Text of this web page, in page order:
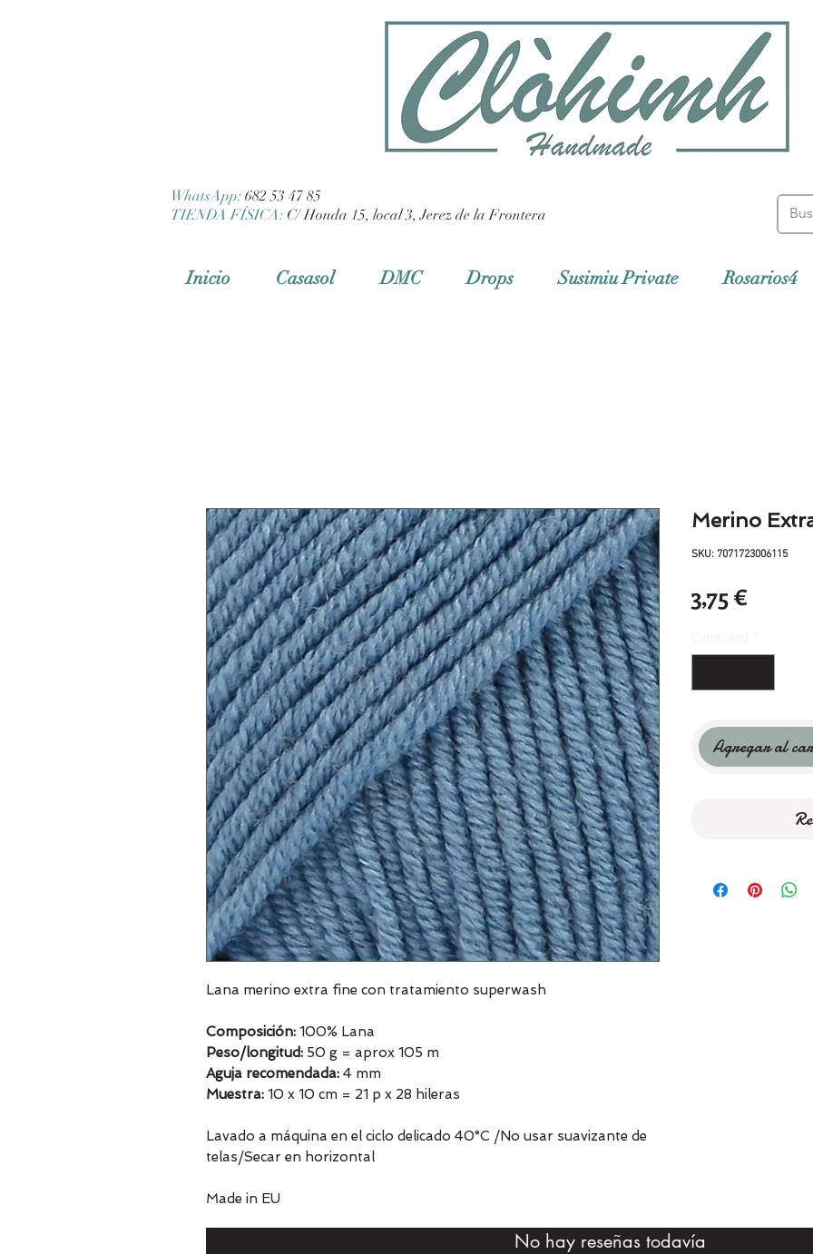
WhatsApp: 682 53 47 85
TIENDA FÍSICA: C/ Honda 15, local 3, Jerez de la Frontera
Inicio Casasol DMC Drops Susimiu Private Rosarios4
Lana merino extra fine con tratamiento superwash
Composición: 100% Lana
Peso/longitud: 50 g = aprox 105 m
Aguja recomendada: 4 mm
Muestra: 10 x 10 cm = 21 p x 28 hileras
Lavado a máquina en el ciclo delicado 40°C /No usar suavizante de
telas/Secar en horizontal
Made in EU
Merino
SKU: 7071723006115
3,75 €
Agregar al
No hay reseñas todavía